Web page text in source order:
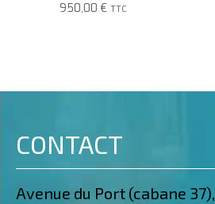
950,00€ TTC
CONTACT
Avenue du Port (cabane 37),